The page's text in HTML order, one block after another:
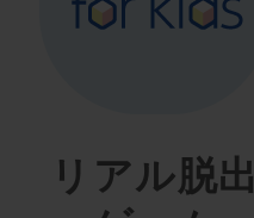
リアル脱出